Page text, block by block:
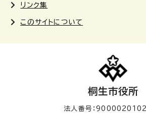
リンク集
このサイトについて
桐生市役所
法人番号：